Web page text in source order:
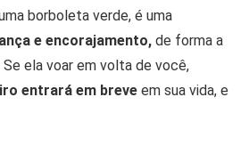
borboleta verde, é uma
e encorajamento, de forma a
ela voar em volta de você,
entrará em breve em sua vida, e